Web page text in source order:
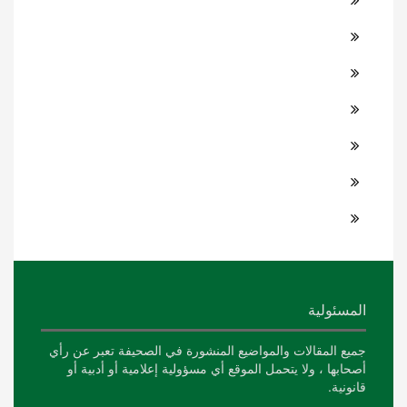
المسئولية
جميع المقالات والمواضيع المنشورة في الصحيفة تعبر عن رأي
أصحابها ، ولا يتحمل الموقع أي مسؤولية إعلامية أو أدبية أو
قانونية.